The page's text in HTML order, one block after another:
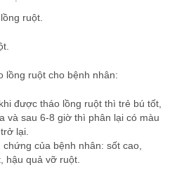
ruột.
lồng ruột cho bệnh nhân:
được tháo lồng ruột thì trẻ bú tốt,
và sau 6-8 giờ thì phân lại có màu
lại.
của bệnh nhân: sốt cao,
hậu quả vỡ ruột.